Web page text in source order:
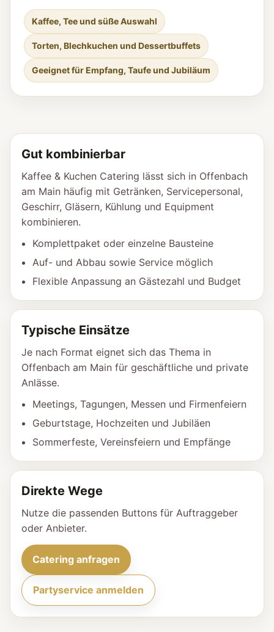
Kaffee, Tee und süße Auswahl
Torten, Blechkuchen und Dessertbuffets
Geeignet für Empfang, Taufe und Jubiläum
Gut kombinierbar
Kaffee & Kuchen Catering lässt sich in Offenbach
am Main häufig mit Getränken, Servicepersonal,
Geschirr, Gläsern, Kühlung und Equipment
kombinieren.
Komplettpaket oder einzelne Bausteine
Auf- und Abbau sowie Service möglich
Flexible Anpassung an Gästezahl und Budget
Typische Einsätze
Je nach Format eignet sich das Thema in
Offenbach am Main für geschäftliche und private
Anlässe.
Meetings, Tagungen, Messen und Firmenfeiern
Geburtstage, Hochzeiten und Jubiläen
Sommerfeste, Vereinsfeiern und Empfänge
Direkte Wege
Nutze die passenden Buttons für Auftraggeber
oder Anbieter.
Catering anfragen
Partyservice anmelden